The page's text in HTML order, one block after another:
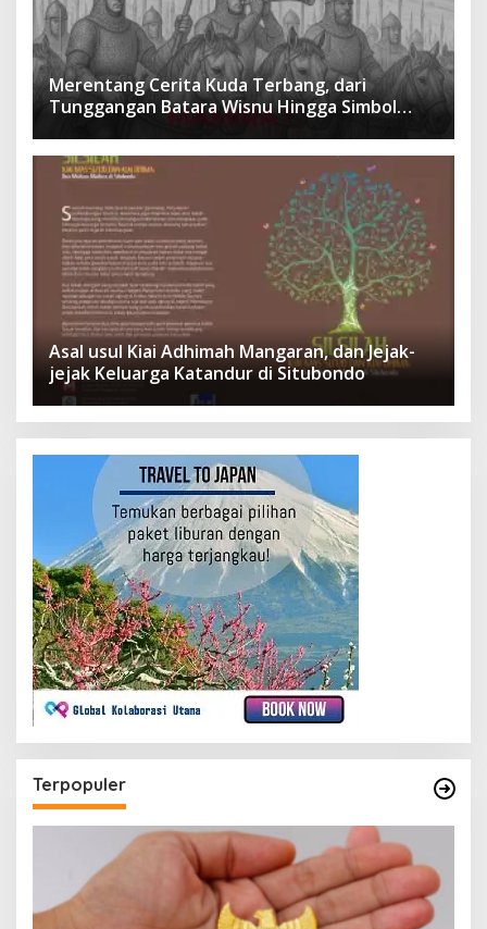
Merentang Cerita Kuda Terbang, dari
Tunggangan Batara Wisnu Hingga Simbol
Asal usul Kiai Adhimah Mangaran, dan Jejak-
jejak Keluarga Katandur di Situbondo
Terpopuler